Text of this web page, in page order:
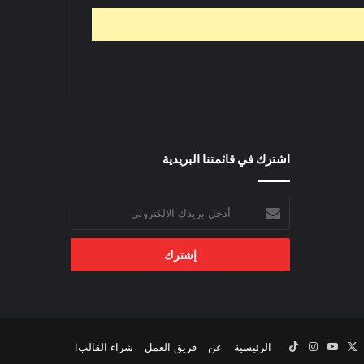
اشترك في قائمتنا البريدية
بريدك
الإلكتروني
الرئيسية عن فريق العمل شراء القالب! ‫YouTubeانستقرام‫TikTok